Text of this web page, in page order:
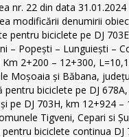
nr. 22 din data
modificării denumirii
pentru biciclete pe DJ
– Popești – Lunguiești –
2+200 – 12+300,
Moșoaia și Băbana,
pentru biciclete pe DJ
pe DJ 703H, km 12+924 –
Tigveni, Cepari si
pentru biciclete continua DJ